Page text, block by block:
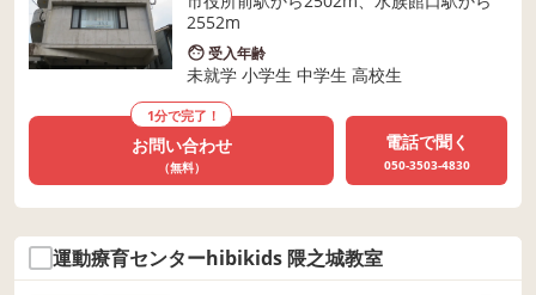
2552m
受入年齢
未就学 小学生 中学生 高校生
1分で完了！
お問い合わせ
（無料）
電話で聞く
050-3503-4830
運動療育センターhibikids 隈之城教室